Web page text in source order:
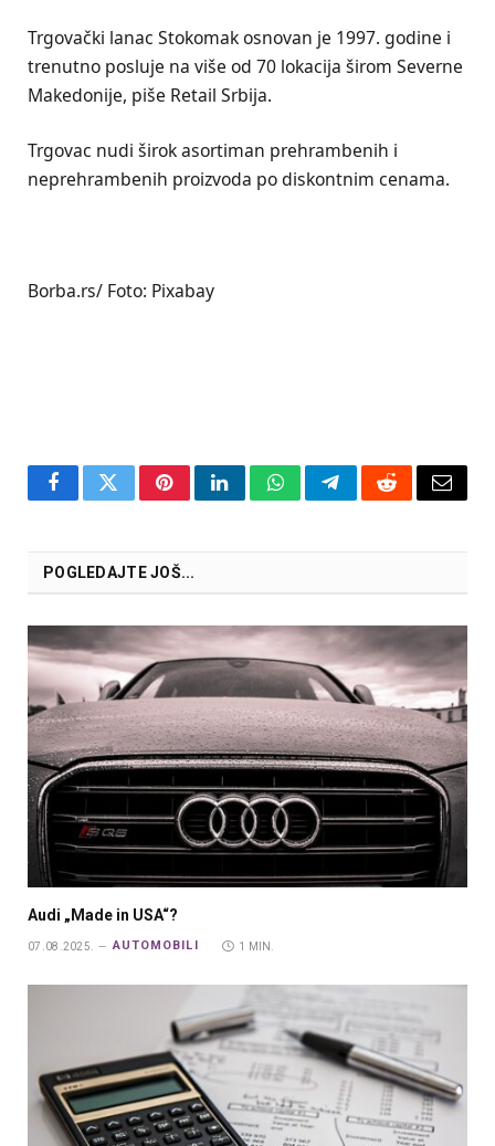
Trgovački lanac Stokomak osnovan je 1997. godine i
trenutno posluje na više od 70 lokacija širom Severne
Makedonije, piše Retail Srbija.
Trgovac nudi širok asortiman prehrambenih i
neprehrambenih proizvoda po diskontnim cenama.
Borba.rs/ Foto: Pixabay
FacebookTwitterPinterestLinkedInWhatsAppTelegramRedditEmail
POGLEDAJTE JOŠ...
Audi „Made in USA“?
07.08.2025. AUTOMOBILI 1 MIN.